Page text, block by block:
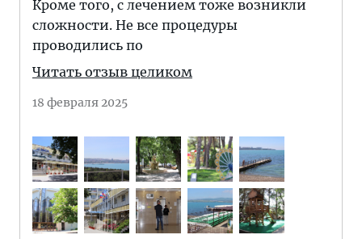
Кроме того, с лечением тоже возникли
сложности. Не все процедуры
проводились по
Читать отзыв целиком
18 февраля 2025